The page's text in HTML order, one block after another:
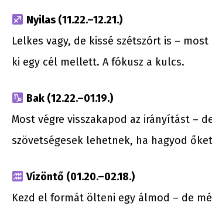
Nyilas (11.22.–12.21.)
Lelkes vagy, de kissé szétszórt is –
ki egy cél mellett. A fókusz a kulcs.
Bak (12.22.–01.19.)
Most végre visszakapod az irányítást –
szövetségesek lehetnek, ha hagyod
Vízöntő (01.20.–02.18.)
Kezd el formát ölteni egy álmod – de